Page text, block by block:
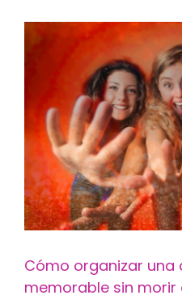
Cómo organizar una
memorable sin morir